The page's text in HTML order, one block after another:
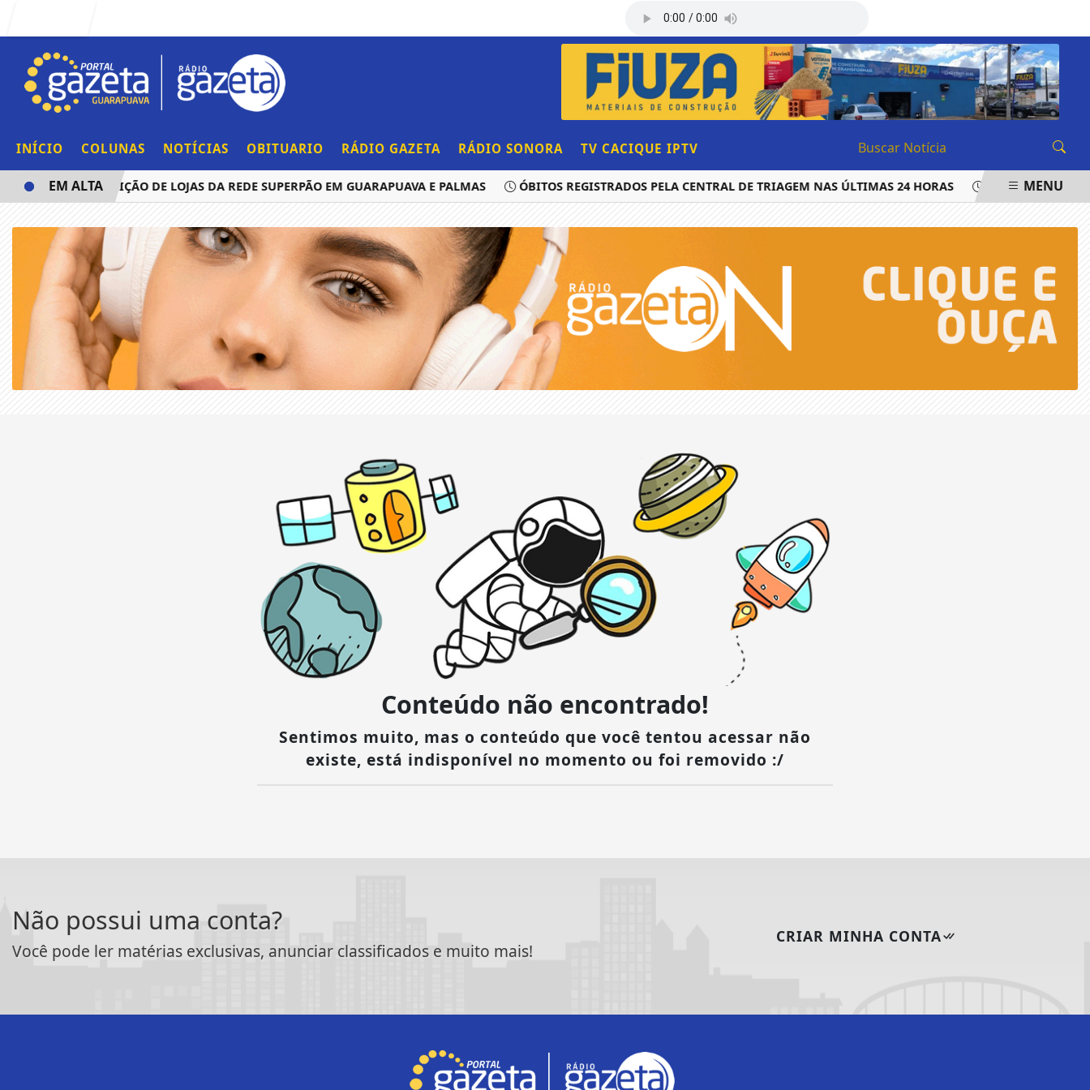
INÍCIO COLUNAS NOTÍCIAS OBITUARIO RÁDIO GAZETA RÁDIO SONORA TV CACIQUE IPTV
ANUNCIA AQUISIÇÃO DE LOJAS DA REDE SUPERPÃO EM GUARAPUAVA E PALMAS ÓBITOS REGISTRADOS PELA CENTRAL DE TRIAGEM NAS ÚLTIMAS 24 HORAS LAUDO APONTA
EM ALTA MENU
Conteúdo não encontrado!
Sentimos muito, mas o conteúdo que você tentou acessar não
existe, está indisponível no momento ou foi removido :/
Não possui uma conta?
Você pode ler matérias exclusivas, anunciar classificados e muito mais!
CRIAR MINHA CONTA